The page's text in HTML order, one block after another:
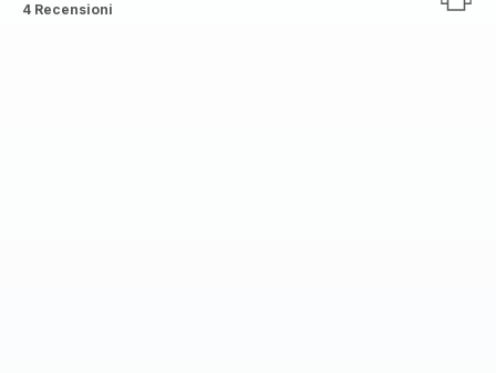
ratings.4.5
4 Recensioni